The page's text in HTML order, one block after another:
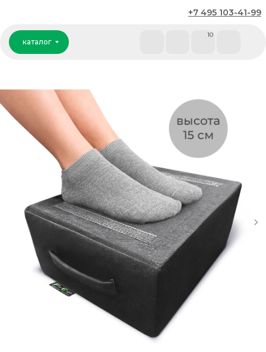
+7 495 103-41-99
каталог
10